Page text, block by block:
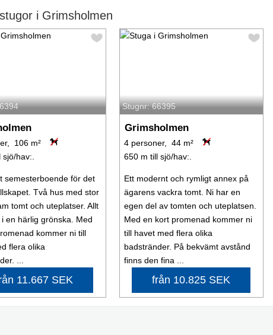
i Grimsholmen
106 m²
hav:.
semesterboende för det
Två hus med stor
tomt och uteplatser. Allt
en härlig grönska. Med
kommer ni till
flera olika
...
11.667 SEK
Stugnr: 66395
Grimsholmen
4 personer, 44 m²
650 m till sjö/hav:.
Ett modernt och rymligt annex på
ägarens vackra tomt. Ni har en
egen del av tomten och uteplatsen.
Med en kort promenad kommer ni
till havet med flera olika
badstränder. På bekvämt avstånd
finns den fina ...
från 10.825 SEK